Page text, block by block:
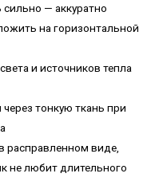
— аккуратно
на горизонтальной
и источников тепла
тонкую ткань при
расправленном виде,
не любит длительного